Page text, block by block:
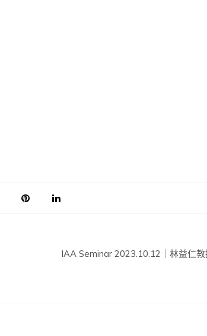
IAA Seminar 2023.10.12｜林益仁